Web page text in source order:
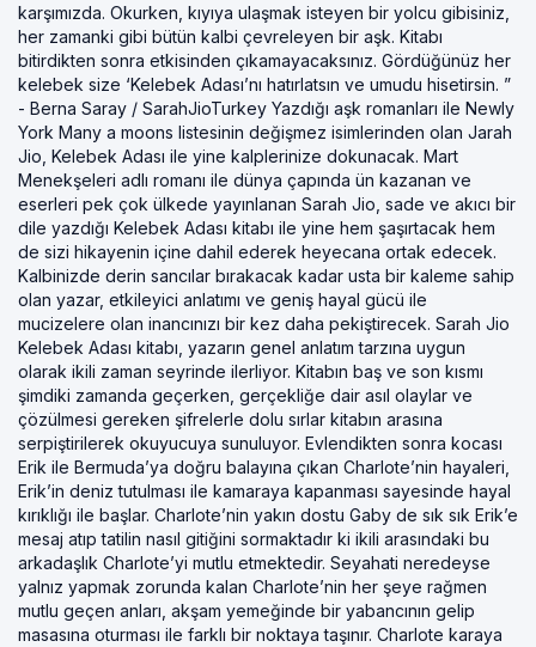
karşımızda. Okurken, kıyıya ulaşmak isteyen bir yolcu gibisiniz,
her zamanki gibi bütün kalbi çevreleyen bir aşk. Kitabı
bitirdikten sonra etkisinden çıkamayacaksınız. Gördüğünüz her
kelebek size ‘Kelebek Adası’nı hatırlatsın ve umudu hisetirsin. ”
- Berna Saray / SarahJioTurkey Yazdığı aşk romanları ile Newly
York Many a moons listesinin değişmez isimlerinden olan Jarah
Jio, Kelebek Adası ile yine kalplerinize dokunacak. Mart
Menekşeleri adlı romanı ile dünya çapında ün kazanan ve
eserleri pek çok ülkede yayınlanan Sarah Jio, sade ve akıcı bir
dile yazdığı Kelebek Adası kitabı ile yine hem şaşırtacak hem
de sizi hikayenin içine dahil ederek heyecana ortak edecek.
Kalbinizde derin sancılar bırakacak kadar usta bir kaleme sahip
olan yazar, etkileyici anlatımı ve geniş hayal gücü ile
mucizelere olan inancınızı bir kez daha pekiştirecek. Sarah Jio
Kelebek Adası kitabı, yazarın genel anlatım tarzına uygun
olarak ikili zaman seyrinde ilerliyor. Kitabın baş ve son kısmı
şimdiki zamanda geçerken, gerçekliğe dair asıl olaylar ve
çözülmesi gereken şifrelerle dolu sırlar kitabın arasına
serpiştirilerek okuyucuya sunuluyor. Evlendikten sonra kocası
Erik ile Bermuda’ya doğru balayına çıkan Charlote’nin hayaleri,
Erik’in deniz tutulması ile kamaraya kapanması sayesinde hayal
kırıklığı ile başlar. Charlote’nin yakın dostu Gaby de sık sık Erik’e
mesaj atıp tatilin nasıl gitiğini sormaktadır ki ikili arasındaki bu
arkadaşlık Charlote’yi mutlu etmektedir. Seyahati neredeyse
yalnız yapmak zorunda kalan Charlote’nin her şeye rağmen
mutlu geçen anları, akşam yemeğinde bir yabancının gelip
masasına oturması ile farklı bir noktaya taşınır. Charlote karaya